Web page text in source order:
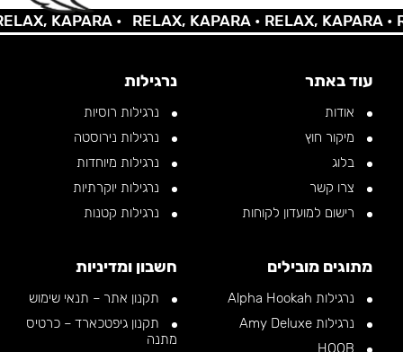
KAPARA • RELAX, KAPARA •RELAX, KAPARA •
עוד באתר
אודות
מיקור חוץ
בלוג
צרו קשר
רישום למועדון לקוחות
נרגילות
נרגילות רוסיות
נרגילות נירוסטה
נרגילות מיוחדות
נרגילות יוקרתיות
נרגילות קטנות
מתוגים מובילים
נרגילות Alpha Hookah
נרגילות Amy Deluxe
חשבון ומדיניות
תקנון אתר – תנאי שימוש
תקנון גיפטכארד – כרטיס
מתנה